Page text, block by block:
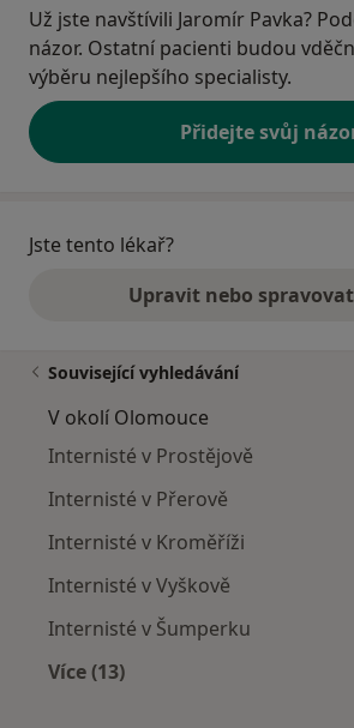
Už jste navštívili Jaromír Pavka?
názor. Ostatní pacienti budou
výběru nejlepšího specialisty.
Přidejte svůj
Jste tento lékař?
Upravit nebo
Související vyhledávání
V okolí Olomouce
Internisté v Prostějově
Internisté v Přerově
Internisté v Kroměříži
Internisté v Vyškově
Internisté v Šumperku
Více (13)